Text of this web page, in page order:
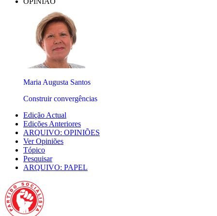
Maria Augusta Santos
Construir convergências
Edição Actual
Edições Anteriores
ARQUIVO: OPINIÕES
Ver Opiniões
Tópico
Pesquisar
ARQUIVO: PAPEL